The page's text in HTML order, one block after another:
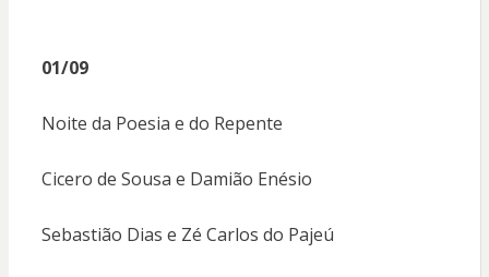
01/09
Noite da Poesia e do Repente
Cicero de Sousa e Damião Enésio
Sebastião Dias e Zé Carlos do Pajeú